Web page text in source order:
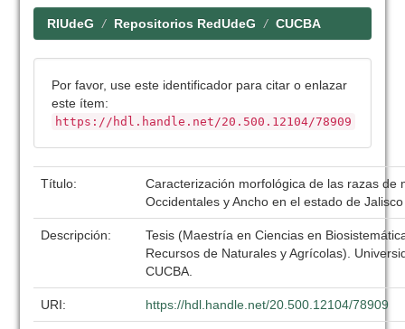
RIUdeG Repositorios RedUdeG CUCBA
Por favor, use este identificador para citar o enlazar
este ítem:
https://hdl.handle.net/20.500.12104/78909
Título:
Caracterización morfológica de las razas de
Occidentales y Ancho en el estado de Jalisco
Descripción:
Tesis (Maestría en Ciencias en
Recursos de Naturales y Agrícolas).
CUCBA.
URI: https://hdl.handle.net/20.500.12104/78909